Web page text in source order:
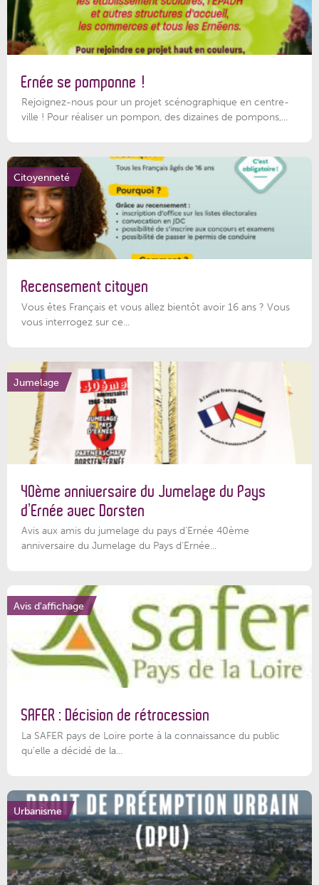
Ernée se pomponne !
Rejoignez-nous pour un projet scénographique en centre-
ville ! Pour réaliser un pompon, des dizaines de pompons,...
Citoyenneté
Recensement citoyen
Vous êtes Français et vous allez bientôt avoir 16 ans ? Vous
vous interrogez sur ce...
Jumelage
40ème anniversaire du Jumelage du Pays
d’Ernée avec Dorsten
Avis aux amis du jumelage du pays d'Ernée 40ème
anniversaire du Jumelage du Pays d'Ernée...
Avis d'affichage
SAFER : Décision de rétrocession
La SAFER pays de Loire porte à la connaissance du public
qu’elle a décidé de la...
Urbanisme